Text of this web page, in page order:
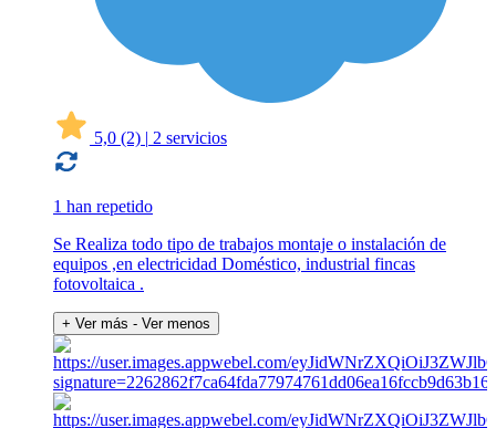
5,0 (2) | 2 servicios
1 han repetido
Se Realiza todo tipo de trabajos montaje o instalación de
equipos ,en electricidad Doméstico, industrial fincas
fotovoltaica .
+ Ver más - Ver menos